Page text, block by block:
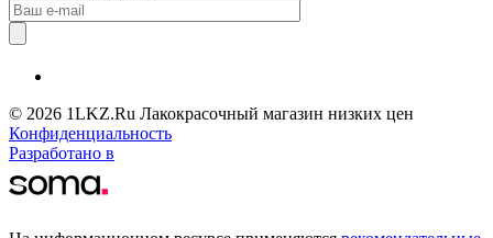
© 2026 1LKZ.Ru Лакокрасочный магазин низких цен
Конфиденциальность
Разработано в